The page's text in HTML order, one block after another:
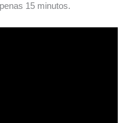
15 minutos.